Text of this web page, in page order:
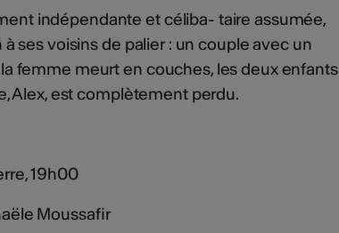
indépendante et céliba- taire assumée,
ses voisins de palier : un couple avec un
femme meurt en couches, les deux enfants
Alex, est complètement perdu.
19h00
Moussafir